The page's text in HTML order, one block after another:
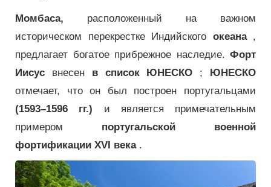
Момбаса, расположенный на важном
историческом перекрестке Индийского океана,
предлагает богатое прибрежное наследие. Форт
Иисус внесен в список ЮНЕСКО ; ЮНЕСКО
отмечает, что он был построен португальцами
(1593–1596 гг.) и является примечательным
примером португальской военной
фортификации XVI века.